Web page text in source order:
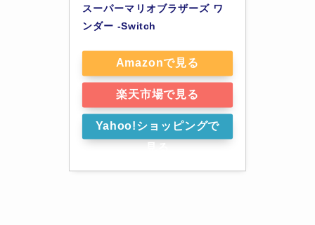
スーパーマリオブラザーズ ワ
ンダー -Switch
Amazonで見る
楽天市場で見る
Yahoo!ショッピングで